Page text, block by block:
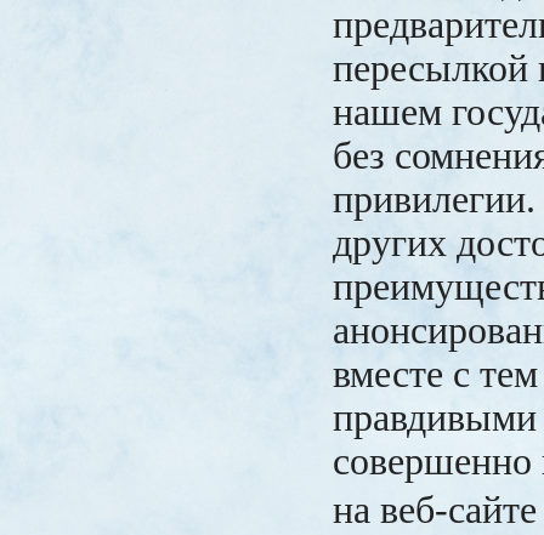
пересылкой
нашем
без
других
вместе с
совершенно
на веб-